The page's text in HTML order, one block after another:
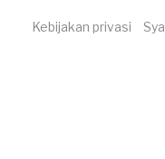
Kebijakan privasi